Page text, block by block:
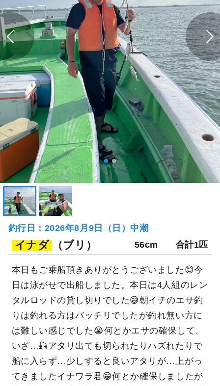
釣行日：2026年8月9日（日）中潮
イナダ （ブリ） 56cm 合計1匹
本日もご乗船頂きありがとうございました😊今
日は泳がせで出船しました。本日は4人組のレン
タルロッドの貸し切りでした😅朝イチのエサ釣
りは釣れる方はバッチリでしたが釣れ無い方に
は難しい感じでした😭何とかエサの確保して、
いざ…🎣アタリ出ても切られたりハズれたりで
船に入らず…少しすると良いアタリが…上がっ
てきましたイナワラ君😁何とか確保しましたが